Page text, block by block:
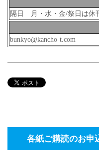
隔日 月・水・金/祭日は休
bunkyo@kancho-t.com
各紙ご購読のお申